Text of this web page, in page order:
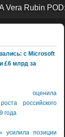
с Microsoft
£6 млрд за
оценила
российского
года
усилила позиции